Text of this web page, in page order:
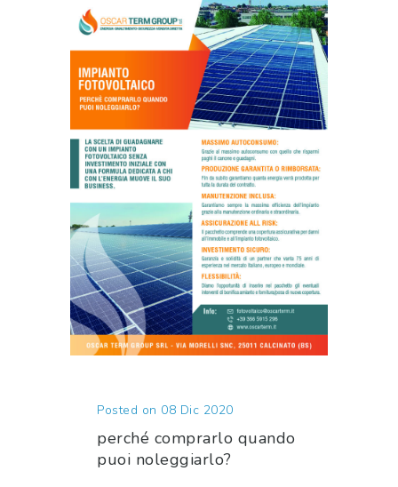
Posted on 08 Dic 2020
perché comprarlo quando
puoi noleggiarlo?